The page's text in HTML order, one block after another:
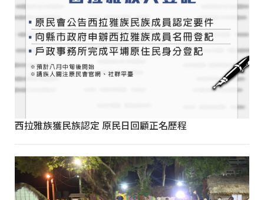
西拉雅族獲民族認定 原民日回顧正名歷程